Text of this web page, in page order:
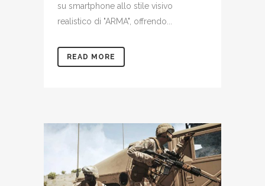
su smartphone allo stile visivo
realistico di "ARMA", offrendo...
READ MORE